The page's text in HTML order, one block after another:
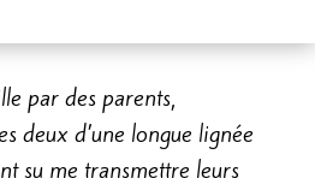
par des parents,
deux d’une longue lignée
su me transmettre leurs